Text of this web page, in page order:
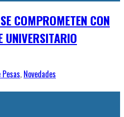
COMPROMETEN CON
UNIVERSITARIO
, Novedades